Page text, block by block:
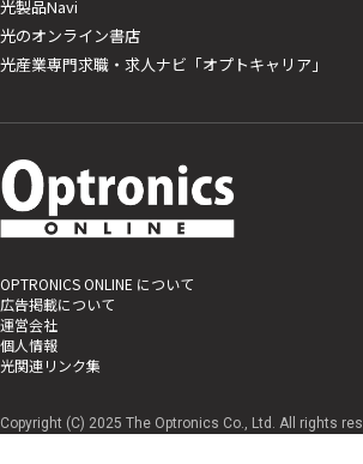
光製品Navi
光のオンライン書店
光産業専門求職・求人ナビ「オプトキャリア」
OPTRONICS ONLINE について
広告掲載について
運営会社
個人情報
光関連リンク集
Copyright (C) 2025 The Optronics Co., Ltd. All rights